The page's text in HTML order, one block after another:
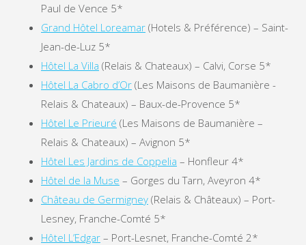
Paul de Vence 5*
Grand Hôtel Loreamar (Hotels & Préférence) – Saint-
Jean-de-Luz 5*
Hôtel La Villa (Relais & Chateaux) – Calvi, Corse 5*
Hôtel La Cabro d’Or (Les Maisons de Baumanière -
Relais & Chateaux) – Baux-de-Provence 5*
Hôtel Le Prieuré (Les Maisons de Baumanière –
Relais & Chateaux) – Avignon 5*
Hôtel Les Jardins de Coppelia – Honfleur 4*
Hôtel de la Muse – Gorges du Tarn, Aveyron 4*
Château de Germigney (Relais & Châteaux) – Port-
Lesney, Franche-Comté 5*
Hôtel L’Edgar – Port-Lesnet, Franche-Comté 2*